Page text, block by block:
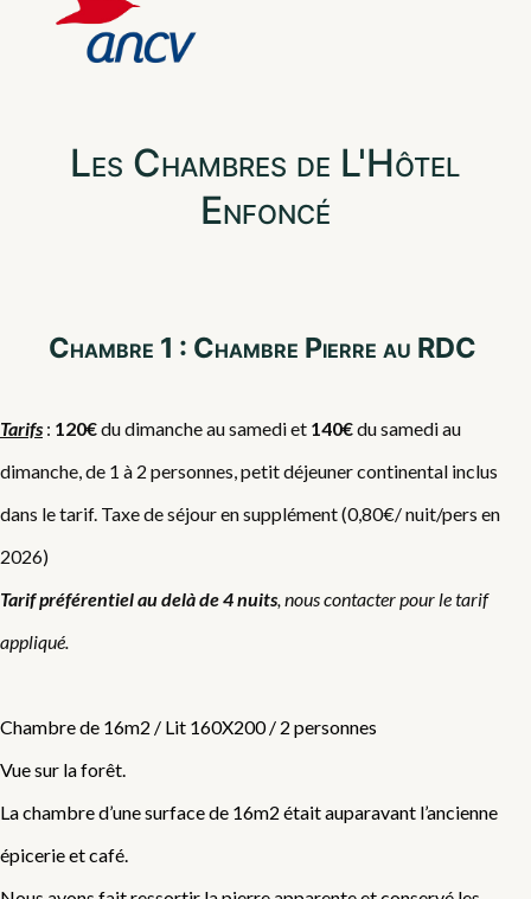
Les Chambres de L'Hôtel
Enfoncé
Chambre 1 : Chambre Pierre au RDC
Tarifs : 120€du dimanche au samedi et 140€du samedi au
dimanche, de 1 à 2 personnes, petit déjeuner continental inclus
dans le tarif. Taxe de séjour en supplément (0,80€/ nuit/pers en
2026)
Tarif préférentiel au delà de 4 nuits , nous contacter pour le tarif
appliqué.
Chambre de 16m2 / Lit 160X200 / 2 personnes
Vue sur la forêt.
La chambre d’une surface de 16m2 était auparavant l’ancienne
épicerie et café.